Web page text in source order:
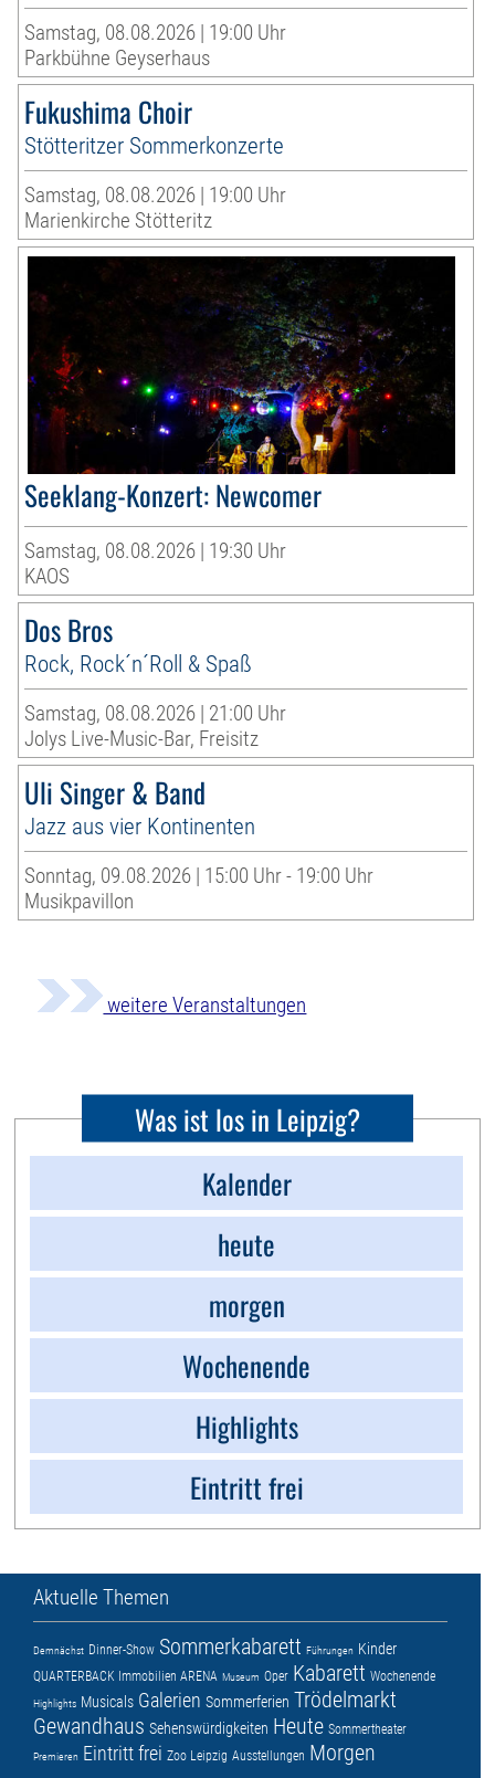
Samstag, 08.08.2026 | 19:00 Uhr
Parkbühne Geyserhaus
Fukushima Choir
Stötteritzer Sommerkonzerte
Samstag, 08.08.2026 | 19:00 Uhr
Marienkirche Stötteritz
Seeklang-Konzert: Newcomer
Samstag, 08.08.2026 | 19:30 Uhr
KAOS
Dos Bros
Rock, Rock´n´Roll & Spaß
Samstag, 08.08.2026 | 21:00 Uhr
Jolys Live-Music-Bar, Freisitz
Uli Singer & Band
Jazz aus vier Kontinenten
Sonntag, 09.08.2026 | 15:00 Uhr - 19:00 Uhr
Musikpavillon
weitere Veranstaltungen
Was ist los in Leipzig?
Kalender
heute
morgen
Wochenende
Highlights
Eintritt frei
Aktuelle Themen
Demnächst Dinner-Show Sommerkabarett Führungen Kinder
QUARTERBACK Immobilien ARENA Museum Oper Kabarett Wochenende
Highlights Musicals Galerien Sommerferien Trödelmarkt
Gewandhaus Sehenswürdigkeiten Heute Sommertheater
Premieren Eintritt frei Zoo Leipzig Ausstellungen Morgen